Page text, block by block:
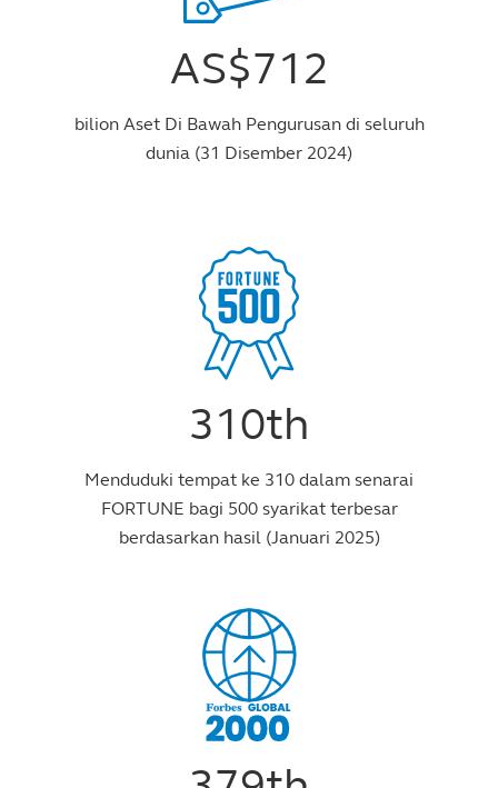
AS$712
bilion Aset Di Bawah Pengurusan di seluruh
dunia (31 Disember 2024)
310th
Menduduki tempat ke 310 dalam senarai
FORTUNE bagi 500 syarikat terbesar
berdasarkan hasil (Januari 2025)